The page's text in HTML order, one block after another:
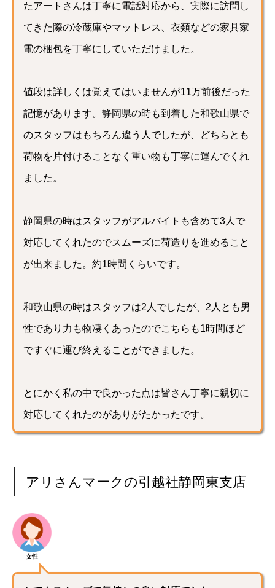
たアートさんは丁寧に電話対応から、実際に訪問し
てきた際の冷蔵庫やマットレス、衣類などの家具家
電の梱包を丁寧にしていただけました。
値段は詳しくは覚えてはいませんが11万前後だった
記憶があります。静岡県の時も到着した和歌山県で
のスタッフはもちろん違う人でしたが、どちらとも
荷物を片付けることなく重い物も丁寧に運んでくれ
ました。
静岡県の時はスタッフがアルバイトも含めて3人で
対応してくれたのでスムーズに荷造りを進めること
が出来ました。約1時間くらいです。
和歌山県の時はスタッフは2人でしたが、2人とも男
性であり力も物凄くあったのでこちらも1時間ほど
ですぐに運び終えることができました。
とにかく私の中で良かった点は皆さん丁寧に親切に
対応してくれたのがありがたかったです。
アリさんマークの引越社静岡東支店
女性